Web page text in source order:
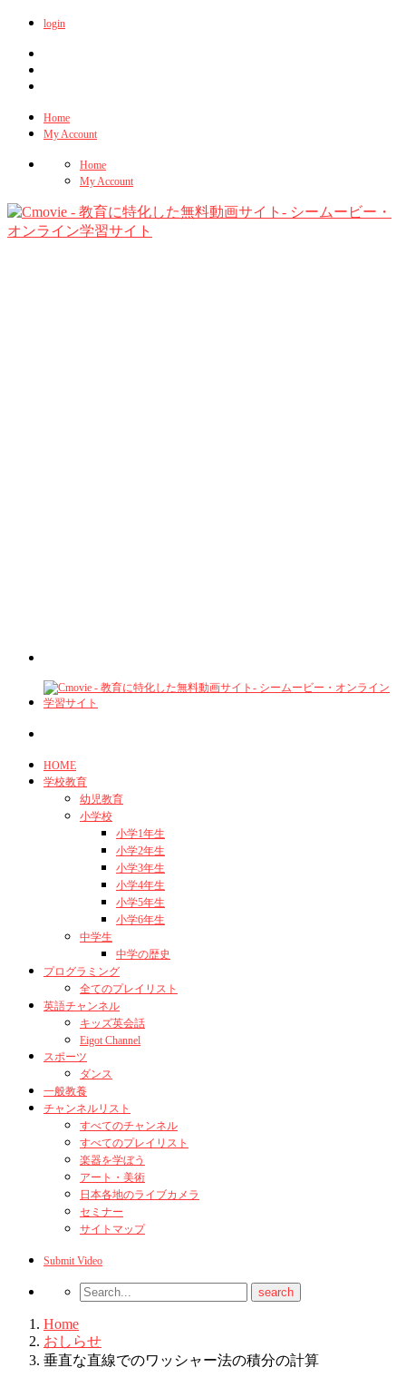
login
Home
My Account
Home
My Account
HOME
学校教育
幼児教育
小学校
小学1年生
小学2年生
小学3年生
小学4年生
小学5年生
小学6年生
中学生
中学の歴史
プログラミング
全てのプレイリスト
英語チャンネル
キッズ英会話
Eigot Channel
スポーツ
ダンス
一般教養
チャンネルリスト
すべてのチャンネル
すべてのプレイリスト
楽器を学ぼう
アート・美術
日本各地のライブカメラ
セミナー
サイトマップ
Submit Video
Home
おしらせ
垂直な直線でのワッシャー法の積分の計算